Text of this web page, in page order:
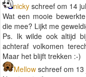
nicky schreef om 14
Wat een mooie
die mee? Lijkt me
Ps. Ik wilde ook altijd
achteraf volkomen
Maar het blijft trekken :-)
Mellow schreef om